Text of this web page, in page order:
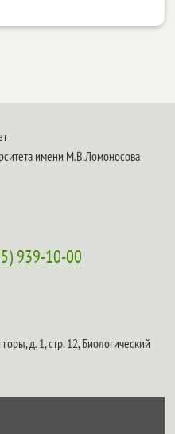
имени М.В.Ломоносова
939-10-00
д. 1, стр. 12,Биологический